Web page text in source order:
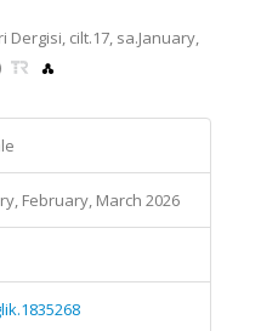
Dergisi, cilt.17, sa.January,
February, March 2026